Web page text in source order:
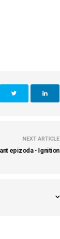
NEXT ARTICLE
epizoda - Ignition